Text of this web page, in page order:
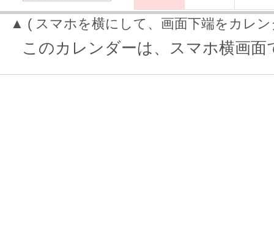
▲ ( スマホを横にして、画面下端をカレ
このカレンダーは、スマホ横画面